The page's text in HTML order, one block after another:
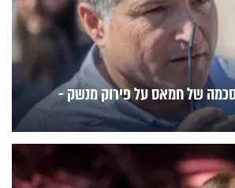
של חמאס על פירוק מנשק -